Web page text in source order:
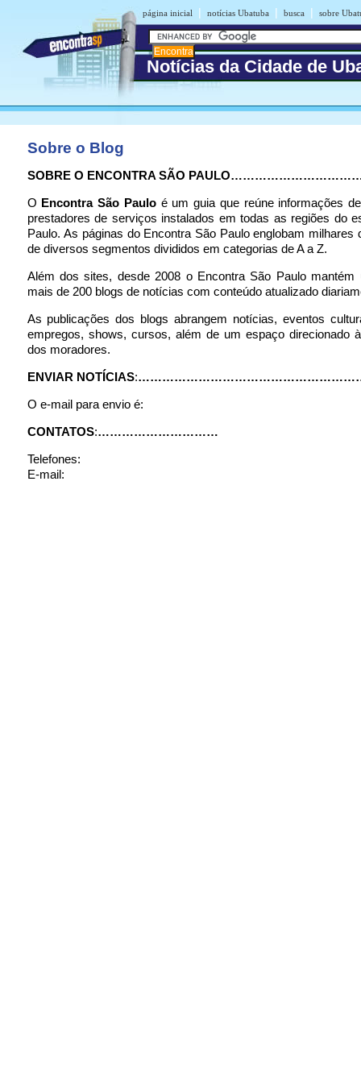
página inicial | notícias Ubatuba | busca | sobre
Notícias da Cidade de
Sobre o Blog
SOBRE O ENCONTRA SÃO
O Encontra São Pauloé um guia que reúne informações
prestadores de serviços instalados em todas as regiões do
Paulo. As páginas do Encontra São Paulo englobam milhares
de diversos segmentos divididos em categorias de A a Z.
Além dos sites, desde 2008 o Encontra São Paulo mantém
mais de 200 blogs de notícias com conteúdo atualizado
As publicações dos blogs abrangem notícias, eventos
empregos, shows, cursos, além de um espaço direcionado
dos moradores.
ENVIAR NOTÍCIAS:
O e-mail para envio é:
CONTATOS:…………………………
Telefones:
E-mail: